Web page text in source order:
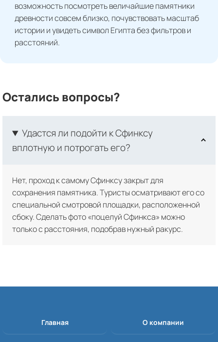
возможность посмотреть величайшие памятники
древности совсем близко, почувствовать масштаб
истории и увидеть символ Египта без фильтров и
расстояний.
Остались вопросы?
Удастся ли подойти к Сфинксу
вплотную и потрогать его?
Нет, проход к самому Сфинксу закрыт для
сохранения памятника. Туристы осматривают его со
специальной смотровой площадки, расположенной
сбоку. Сделать фото «поцелуй Сфинкса» можно
только с расстояния, подобрав нужный ракурс.
Главная О компании